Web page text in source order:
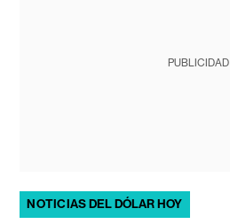
PUBLICIDAD
NOTICIAS DEL DÓLAR HOY